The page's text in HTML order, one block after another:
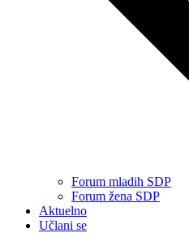
Forum mladih SDP
Forum žena SDP
Aktuelno
Učlani se